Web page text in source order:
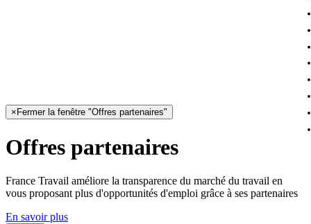
× Fermer la fenêtre "Offres partenaires"
Offres partenaires
France Travail améliore la transparence du marché du travail en
vous proposant plus d'opportunités d'emploi grâce à ses partenaires
En savoir plus